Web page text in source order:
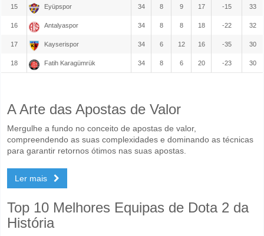
15 Eyüpspor 34 8 9 17 -15 33
16 Antalyaspor 34 8 8 18 -22 32
17 Kayserispor 34 6 12 16 -35 30
18 Fatih Karagümrük 34 8 6 20 -23 30
A Arte das Apostas de Valor
Mergulhe a fundo no conceito de apostas de valor,
compreendendo as suas complexidades e dominando as técnicas
para garantir retornos ótimos nas suas apostas.
Ler mais
Top 10 Melhores Equipas de Dota 2 da
História